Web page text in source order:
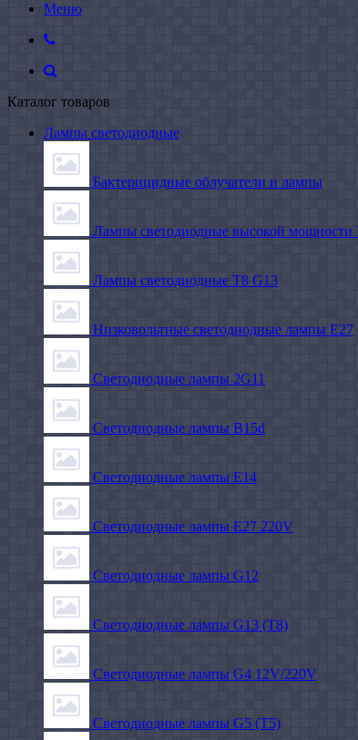
Меню
Каталог товаров
Лампы светодиодные
Бактерицидные облучатели и лампы
Лампы светодиодные высокой мощности
Лампы светодиодные Т8 G13
Низковольтные светодиодные лампы E27
Светодиодные лампы 2G11
Светодиодные лампы B15d
Светодиодные лампы E14
Светодиодные лампы E27 220V
Светодиодные лампы G12
Светодиодные лампы G13 (T8)
Светодиодные лампы G4 12V/220V
Светодиодные лампы G5 (T5)